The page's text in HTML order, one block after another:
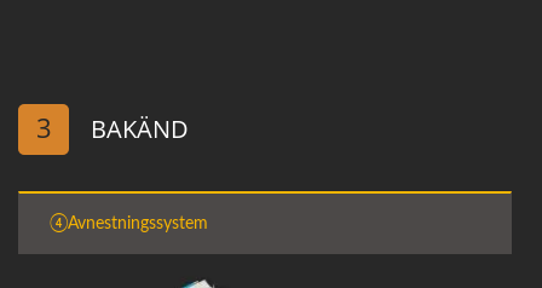
3 BAKÄND
④Avnestningssystem